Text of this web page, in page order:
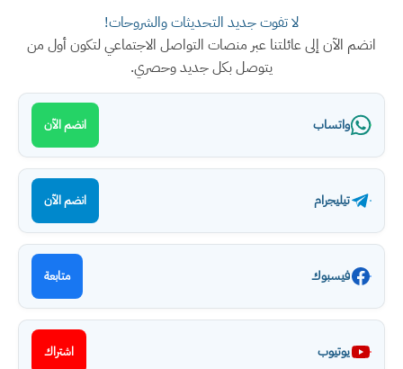
لا تفوت جديد التحديثات والشروحات!
انضم الآن إلى عائلتنا عبر منصات التواصل الاجتماعي لتكون أول من
يتوصل بكل جديد وحصري.
واتساب انضم الآن
تيليجرام انضم الآن
فيسبوك متابعة
يوتيوب اشتراك